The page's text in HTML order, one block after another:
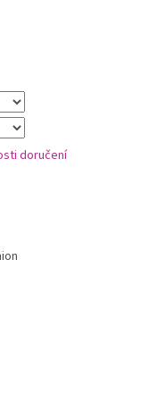
doručení